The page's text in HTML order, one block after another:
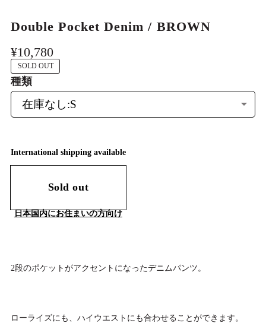
Double Pocket Denim / BROWN
¥10,780
SOLD OUT
種類
International shipping available
Sold out
日本国内にお住まいの方向け
2段のポケットがアクセントになったデニムパンツ。
ローライズにも、ハイウエストにも合わせることができます。